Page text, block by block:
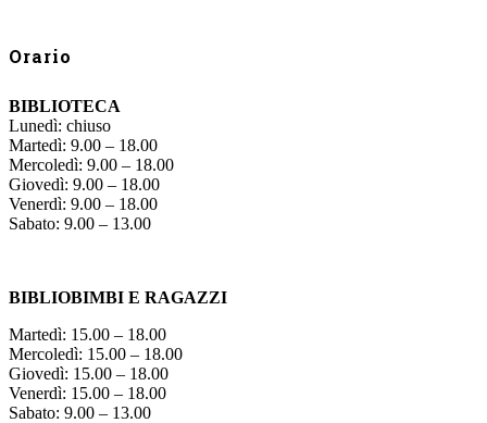
Orario
BIBLIOTECA
Lunedì: chiuso
Martedì: 9.00 – 18.00
Mercoledì: 9.00 – 18.00
Giovedì: 9.00 – 18.00
Venerdì: 9.00 – 18.00
Sabato: 9.00 – 13.00
BIBLIOBIMBI E RAGAZZI
Martedì: 15.00 – 18.00
Mercoledì: 15.00 – 18.00
Giovedì: 15.00 – 18.00
Venerdì: 15.00 – 18.00
Sabato: 9.00 – 13.00